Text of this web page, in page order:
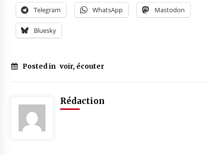
Telegram WhatsApp Mastodon
Bluesky
Posted in voir, écouter
Rédaction